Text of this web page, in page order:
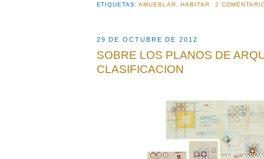
ETIQUETAS:AMUEBLAR ,HABITAR 2
29 DE OCTUBRE DE 2012
SOBRE LOS PLANOS DE
CLASIFICACION